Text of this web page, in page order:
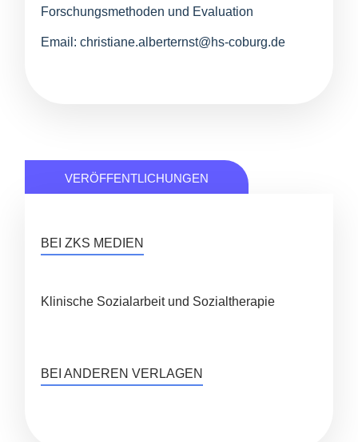
Forschungsmethoden und Evaluation
Email: christiane.alberternst@hs-coburg.de
VERÖFFENTLICHUNGEN
BEI ZKS MEDIEN
Klinische Sozialarbeit und Sozialtherapie
BEI ANDEREN VERLAGEN